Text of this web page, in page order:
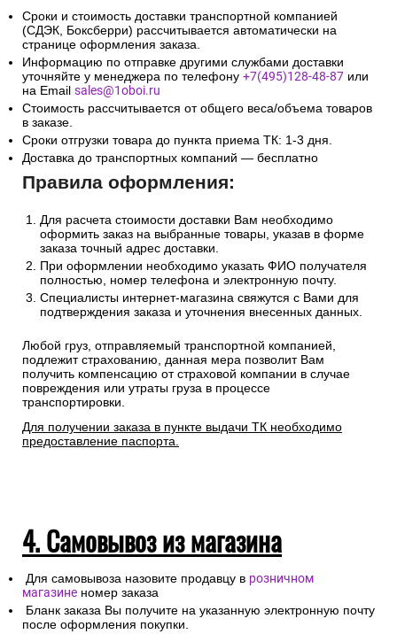
Сроки и стоимость доставки транспортной компанией
(СДЭК, Боксберри) рассчитывается автоматически на
странице оформления заказа.
Информацию по отправке другими службами доставки
уточняйте у менеджера по телефону +7(495)128-48-87 или
на Email sales@1oboi.ru
Стоимость рассчитывается от общего веса/объема товаров
в заказе.
Сроки отгрузки товара до пункта приема ТК: 1-3 дня.
Доставка до транспортных компаний — бесплатно
Правила оформления:
Для расчета стоимости доставки Вам необходимо
оформить заказ на выбранные товары, указав в форме
заказа точный адрес доставки.
При оформлении необходимо указать ФИО получателя
полностью, номер телефона и электронную почту.
Специалисты интернет-магазина свяжутся с Вами для
подтверждения заказа и уточнения внесенных данных.
Любой груз, отправляемый транспортной компанией,
подлежит страхованию, данная мера позволит Вам
получить компенсацию от страховой компании в случае
повреждения или утраты груза в процессе
транспортировки.
Для получении заказа в пункте выдачи ТК необходимо
предоставление паспорта.
4. Самовывоз из магазина
Для самовывоза назовите продавцу в розничном
магазине номер заказа
Бланк заказа Вы получите на указанную электронную почту
после оформления покупки.